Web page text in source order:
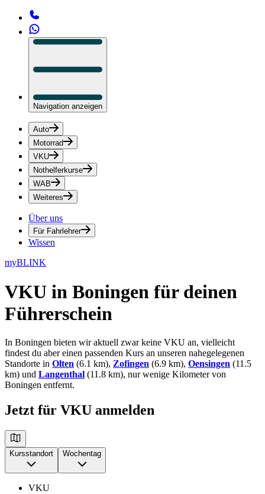
Navigation anzeigen
Auto
Motorrad
VKU
Nothelferkurse
WAB
Weiteres
Über uns
Für Fahrlehrer
Wissen
myBLINK
VKU in Boningen für deinen
Führerschein
In Boningen bieten wir aktuell zwar keine VKU an, vielleicht
findest du aber einen passenden Kurs an unseren nahegelegenen
Standorte in Olten (6.1 km), Zofingen (6.9 km), Oensingen (11.5
km) und Langenthal (11.8 km), nur wenige Kilometer von
Boningen entfernt.
Jetzt für VKU anmelden
Kursstandort Wochentag
VKU